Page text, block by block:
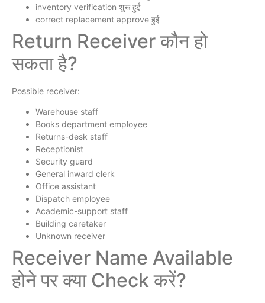
inventory verification शुरू हुई
correct replacement approve हुई
Return Receiver कौन हो
सकता है?
Possible receiver:
Warehouse staff
Books department employee
Returns-desk staff
Receptionist
Security guard
General inward clerk
Office assistant
Dispatch employee
Academic-support staff
Building caretaker
Unknown receiver
Receiver Name Available
होने पर क्या Check करें?